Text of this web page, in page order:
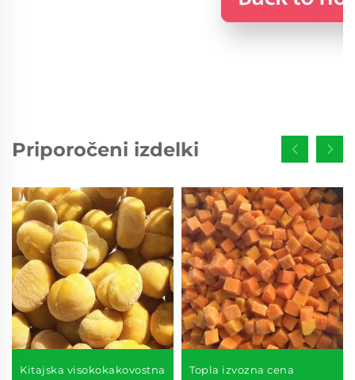
Priporočeni izdelki
Kitajska visokokakovostna
Topla izvozna cena